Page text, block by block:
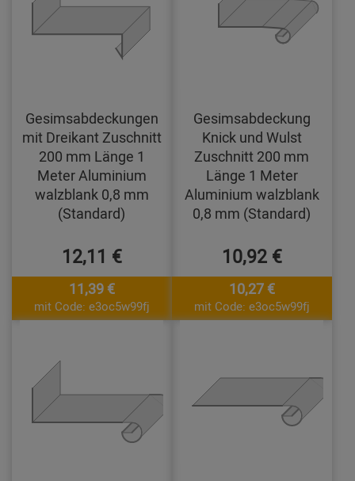
Gesimsabdeckungen
mit Dreikant Zuschnitt
200 mm Länge 1
Meter Aluminium
walzblank 0,8 mm
(Standard)
12,11 €
11,39 €
mit Code: e3oc5w99fj
Gesimsabdeckung
Knick und Wulst
Zuschnitt 200 mm
Länge 1 Meter
Aluminium walzblank
0,8 mm (Standard)
10,92 €
10,27 €
mit Code: e3oc5w99fj